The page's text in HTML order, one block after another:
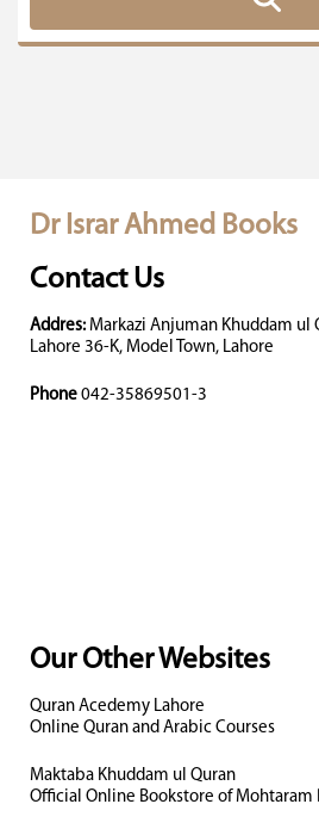
Dr Israr Ahmed Books
Contact Us
Addres: Markazi Anjuman Khuddam ul
Lahore 36-K, Model Town, Lahore
Phone 042-35869501-3
Our Other Websites
Quran Acedemy Lahore
Online Quran and Arabic Courses
Maktaba Khuddam ul Quran
Official Online Bookstore of Mohtaram